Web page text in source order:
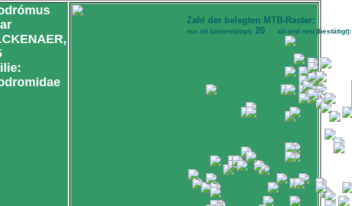
Zahl der belegten MTB-Raster:
nur alt (unbestätigt): 20 alt und neu (bestätigt):